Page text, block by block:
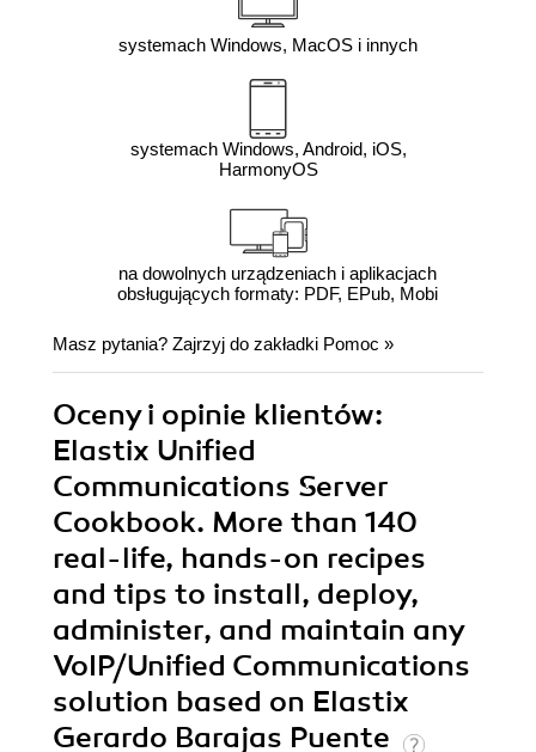
systemach Windows, MacOS i innych
systemach Windows, Android, iOS,
HarmonyOS
na dowolnych urządzeniach i aplikacjach
obsługujących formaty: PDF, EPub, Mobi
Masz pytania? Zajrzyj do zakładki Pomoc »
Oceny i opinie klientów:
Elastix Unified
Communications Server
Cookbook. More than 140
real-life, hands-on recipes
and tips to install, deploy,
administer, and maintain any
VoIP/Unified Communications
solution based on Elastix
Gerardo Barajas Puente